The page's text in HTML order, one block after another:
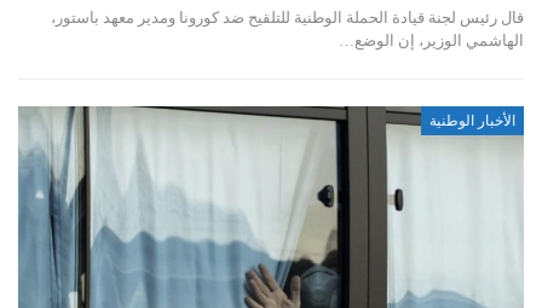
قال رئيس لجنة قيادة الحملة الوطنية للتلقيح ضد كورونا ومدير معهد باستور،
الهاشمي الوزير، إن الوضع…
الأخبار الوطنية